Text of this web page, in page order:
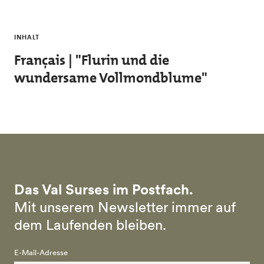
INHALT
Français | "Flurin und die
wundersame Vollmondblume"
Das Val Surses im Postfach.
Mit unserem Newsletter immer auf
dem Laufenden bleiben.
E-Mail-Adresse